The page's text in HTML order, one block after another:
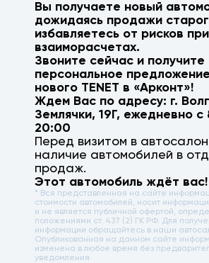
Вы получаете новый
дожидаясь продажи
избавляетесь от рисков при
взаиморасчетах.
Звоните сейчас и получите
персональное
нового TENET в «Арконт»!
Ждем Вас по адресу: г.
Землячки, 19Г, ежедневно с
20:00
Перед визитом в
наличие автомобилей в
продаж.
Этот автомобиль ждёт вас!
* Вся представленная на сайте
стоимости автомобилей, носит
и не является публичной офертой,
положениями ст. 437 (2) ГК РФ. Для
информации обращайтесь в наши
Опубликованная на данном сайте
изменена в любое время без
уведомления.